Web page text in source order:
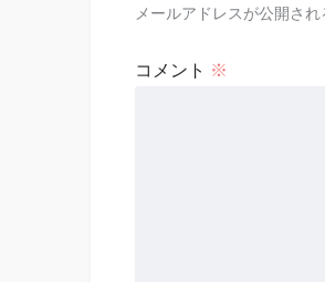
メールアドレスが公開され
コメント ※